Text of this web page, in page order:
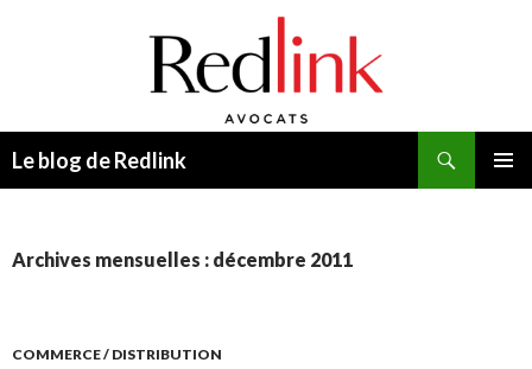
Le blog de Redlink
Archives mensuelles : décembre 2011
COMMERCE / DISTRIBUTION